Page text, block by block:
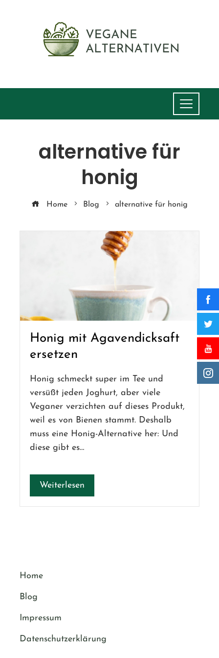
alternative für
honig
Home Blog alternative für honig
Honig mit Agavendicksaft
ersetzen
Honig schmeckt super im Tee und
versüßt jeden Joghurt, aber viele
Veganer verzichten auf dieses Produkt,
weil es von Bienen stammt. Deshalb
muss eine Honig-Alternative her: Und
diese gibt es…
Weiterlesen
Home
Blog
Impressum
Datenschutzerklärung